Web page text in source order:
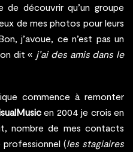
de découvrir qu’un groupe
de mes photos pour leurs
j’avoue, ce n’est pas un
dit « j’ai des amis dans le
commence à remonter
en 2004 je crois en
nombre de mes contacts
(les stagiaires